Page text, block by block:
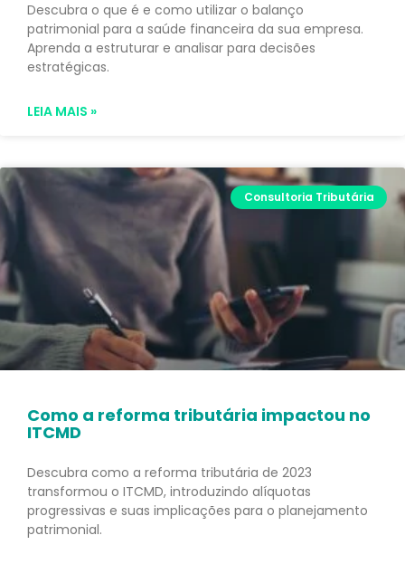
Descubra o que é e como utilizar o balanço
patrimonial para a saúde financeira da sua empresa.
Aprenda a estruturar e analisar para decisões
estratégicas.
LEIA MAIS »
Consultoria Tributária
Como a reforma tributária impactou no
ITCMD
Descubra como a reforma tributária de 2023
transformou o ITCMD, introduzindo alíquotas
progressivas e suas implicações para o planejamento
patrimonial.